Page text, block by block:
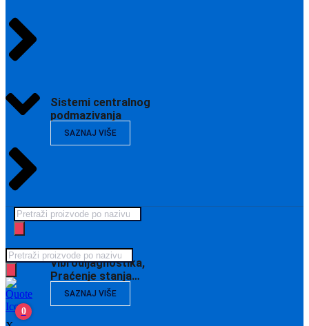
Sistemi centralnog
podmazivanja
SAZNAJ VIŠE
Vibrodijagnostika,
Praćenje stanja…
SAZNAJ VIŠE
Products
search
Products
search
0